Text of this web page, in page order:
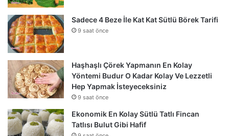
Sadece 4 Beze İle Kat Kat Sütlü Börek Tarifi
9 saat önce
Haşhaşlı Çörek Yapmanın En Kolay
Yöntemi Budur O Kadar Kolay Ve Lezzetli
Hep Yapmak İsteyeceksiniz
9 saat önce
Ekonomik En Kolay Sütlü Tatlı Fincan
Tatlısı Bulut Gibi Hafif